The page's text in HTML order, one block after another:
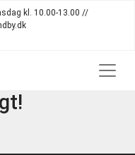
kl. 10.00-13.00 //